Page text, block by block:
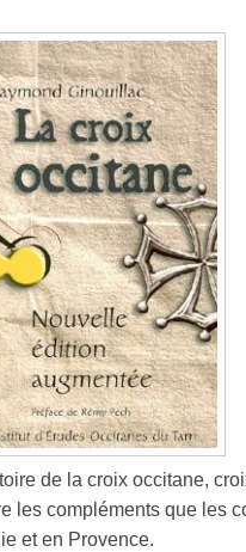
de la croix occitane,
les compléments que les
et en Provence.